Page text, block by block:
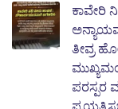
ಕಾವೇರಿ
ತೀವ್ರ
ಪರಸ್ಪರ